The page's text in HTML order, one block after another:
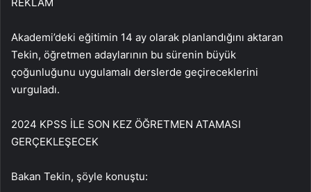
REKLAM
Akademi’deki eğitimin 14 ay olarak planlandığını aktaran
Tekin, öğretmen adaylarının bu sürenin büyük
çoğunluğunu uygulamalı derslerde geçireceklerini
vurguladı.
2024 KPSS İLE SON KEZ ÖĞRETMEN ATAMASI
GERÇEKLEŞECEK
Bakan Tekin, şöyle konuştu: